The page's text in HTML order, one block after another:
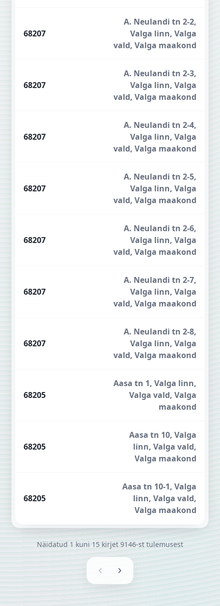
68207
A. Neulandi tn 2-2,
Valga linn, Valga
vald, Valga maakond
68207
A. Neulandi tn 2-3,
Valga linn, Valga
vald, Valga maakond
68207
A. Neulandi tn 2-4,
Valga linn, Valga
vald, Valga maakond
68207
A. Neulandi tn 2-5,
Valga linn, Valga
vald, Valga maakond
68207
A. Neulandi tn 2-6,
Valga linn, Valga
vald, Valga maakond
68207
A. Neulandi tn 2-7,
Valga linn, Valga
vald, Valga maakond
68207
A. Neulandi tn 2-8,
Valga linn, Valga
vald, Valga maakond
68205
Aasa tn 1, Valga linn,
Valga vald, Valga
maakond
68205
Aasa tn 10, Valga
linn, Valga vald,
Valga maakond
68205
Aasa tn 10-1, Valga
linn, Valga vald,
Valga maakond
Näidatud 1 kuni 15 kirjet 9146-st tulemusest